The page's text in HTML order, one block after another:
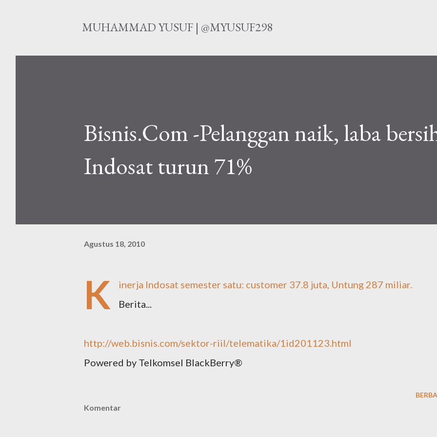
MUHAMMAD YUSUF | @MYUSUF298
Bisnis.Com -Pelanggan naik, laba
Indosat turun 71%
Agustus 18, 2010
K
inerja Indosat semester satu: customer 37.8 juta, Untung 287 miIiar.
Berita...
http://web.bisnis.com/sektor-riil/telematika/1id201123.html
Powered by Telkomsel BlackBerry®
Komentar